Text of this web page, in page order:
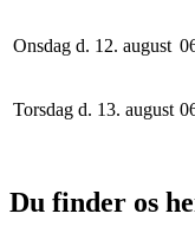
Onsdag d. 12. august 0
Torsdag d. 13. august 0
Du finder os